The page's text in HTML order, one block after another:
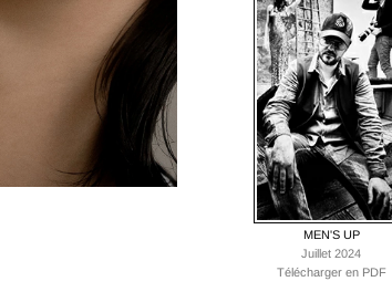
MEN'S UP
Juillet 2024
Télécharger en PDF